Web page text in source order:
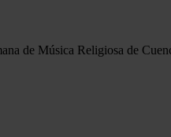
de Música Religiosa de